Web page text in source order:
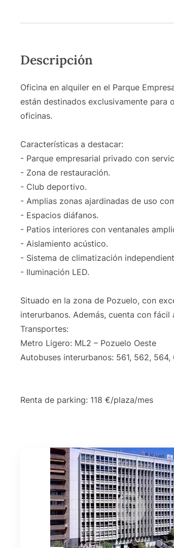
Descripción
Oficina en alquiler en el Parque
están destinados exclusivamente para
oficinas.
Características a destacar:
- Parque empresarial privado con
- Zona de restauración.
- Club deportivo.
- Amplias zonas ajardinadas de uso
- Espacios diáfanos.
- Patios interiores con ventanales
- Aislamiento acústico.
- Sistema de climatización
- Iluminación LED.
Situado en la zona de Pozuelo, con
interurbanos. Además, cuenta con
Transportes:
Metro Ligero: ML2 – Pozuelo Oeste
Autobuses interurbanos: 561, 562, 564,
Renta de parking: 118 €/plaza/mes